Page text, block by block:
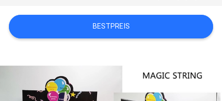
SITEMAP
DATENSCHUTZ-
BESTIMMUNGEN
BESTPREIS